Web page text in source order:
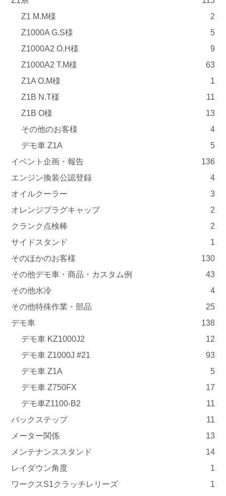
Z1 M.M様
2
Z1000A G.S様
5
Z1000A2 O.H様
9
Z1000A2 T.M様
63
Z1A O.M様
1
Z1B N.T様
11
Z1B O様
13
その他のお客様
4
デモ車 Z1A
5
イベント企画・報告
136
エンジン換装公認登録
4
オイルクーラー
3
オレンジプラグキャップ
2
クランク点検棒
2
サイドスタンド
1
そのほかのお客様
130
その他デモ車・商品・カスタム例
43
その他水冷
4
その他特殊作業・部品
25
デモ車
138
デモ車 KZ1000J2
12
デモ車 Z1000J #21
93
デモ車 Z1A
5
デモ車 Z750FX
17
デモ車Z1100-B2
11
バックステップ
11
メーター関係
13
メンテナンススタンド
14
レイダウン角度
1
ワークスS1クラッチレリーズ
1